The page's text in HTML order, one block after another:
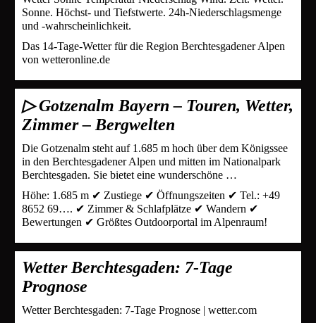
Sonne. Höchst- und Tiefstwerte. 24h-Niederschlagsmenge
und -wahrscheinlichkeit.
Das 14-Tage-Wetter für die Region Berchtesgadener Alpen
von wetteronline.de
▷ Gotzenalm Bayern – Touren, Wetter,
Zimmer – Bergwelten
Die Gotzenalm steht auf 1.685 m hoch über dem Königssee
in den Berchtesgadener Alpen und mitten im Nationalpark
Berchtesgaden. Sie bietet eine wunderschöne …
Höhe: 1.685 m ✔︎ Zustiege ✔︎ Öffnungszeiten ✔︎ Tel.: +49
8652 69…. ✔︎ Zimmer & Schlafplätze ✔︎ Wandern ✔︎
Bewertungen ✔︎ Größtes Outdoorportal im Alpenraum!
Wetter Berchtesgaden: 7-Tage
Prognose
Wetter Berchtesgaden: 7-Tage Prognose | wetter.com